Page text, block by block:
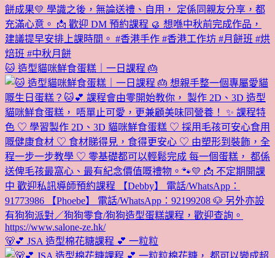
🐱 造型貓咪鮮食蛋糕｜一日課程 🎂
🐻💕 JSA 造型棉花糖課程 💕 一粒粒